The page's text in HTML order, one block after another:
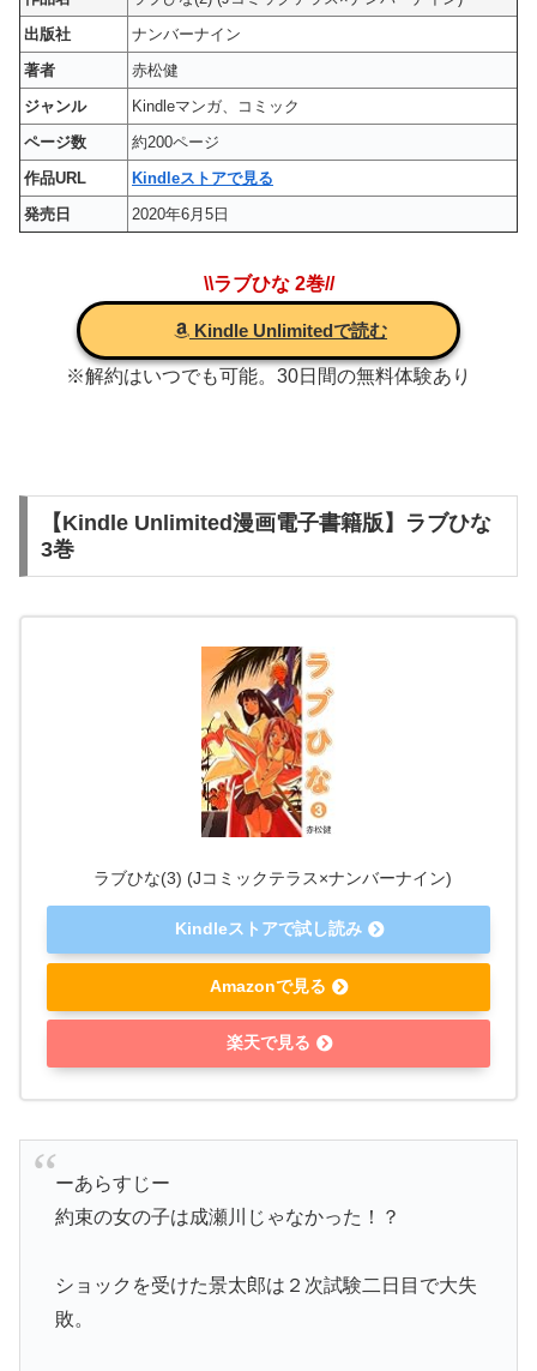
出版社
ナンバーナイン
著者
赤松健
ジャンル
Kindleマンガ、コミック
ページ数
約200ページ
作品URL
Kindleストアで見る
発売日
2020年6月5日
\\ラブひな 2巻//
Kindle Unlimitedで読む
※解約はいつでも可能。30日間の無料体験あり
【Kindle Unlimited漫画電子書籍版】ラブひな
3巻
ラブひな(3) (Jコミックテラス×ナンバーナイン)
Kindleストアで試し読み
Amazonで見る
楽天で見る
ーあらすじー
約束の女の子は成瀬川じゃなかった！？
ショックを受けた景太郎は２次試験二日目で大失
敗。